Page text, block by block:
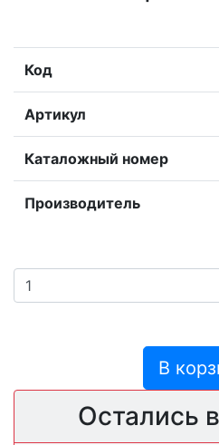
Код
Артикул
Каталожный номер
Производитель
В
Остались